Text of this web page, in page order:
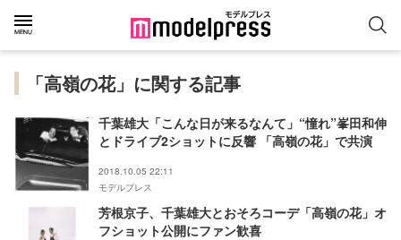
「高嶺の花」に関する記事
千葉雄大「こんな日が来るなんて」“憧れ”峯田和伸
とドライブ2ショットに反響 「高嶺の花」で共演
2018.10.05 22:11
モデルプレス
芳根京子、千葉雄大とおそろコーデ「高嶺の花」オ
フショット公開にファン歓喜